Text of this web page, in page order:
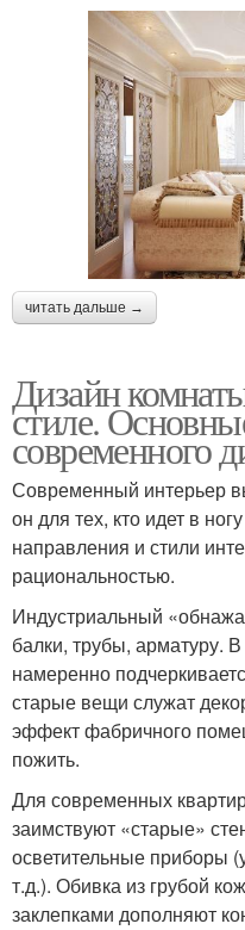
читать дальше →
Дизайн
стиле.
современного
Современный интерьер
он для тех, кто идет в
направления и стили
рациональностью.
Индустриальный
балки, трубы, арматуру.
намеренно
старые вещи служат
эффект фабричного
пожить.
Для современных
заимствуют «старые»
осветительные приборы
т.д.). Обивка из грубой
заклепками дополняют